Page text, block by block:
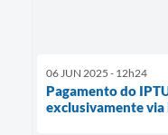
06 JUN 2025 - 12h24
Pagamento do
exclusivamente via